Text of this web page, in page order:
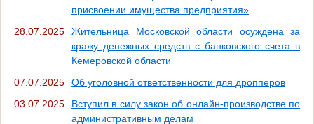
присвоении имущества предприятия»
28.07.2025
Жительница Московской области осуждена за
кражу денежных средств с банковского счета в
Кемеровской области
07.07.2025
Об уголовной ответственности для дропперов
03.07.2025
Вступил в силу закон об онлайн-производстве по
административным делам